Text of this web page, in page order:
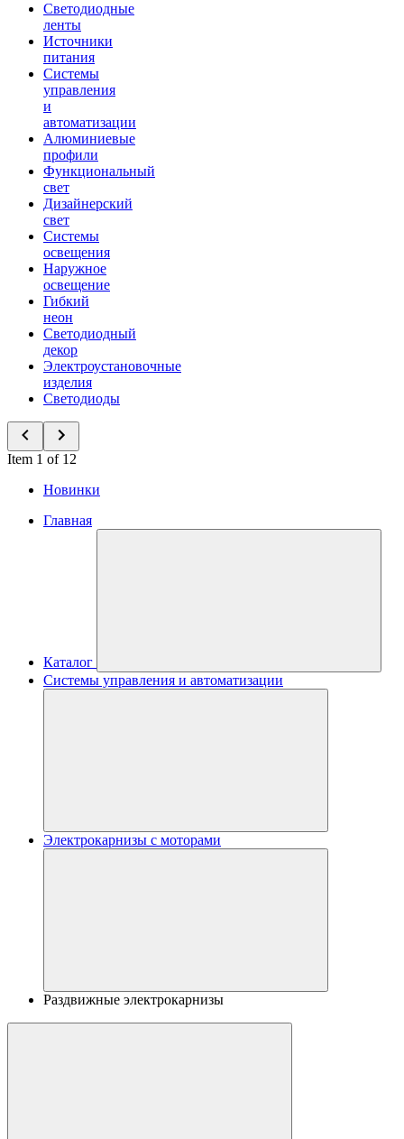
Светодиодные
ленты
Источники
питания
Системы
управления
и
автоматизации
Алюминиевые
профили
Функциональный
свет
Дизайнерский
свет
Системы
освещения
Наружное
освещение
Гибкий
неон
Светодиодный
декор
Электроустановочные
изделия
Светодиоды
Item 1 of 12
Новинки
Главная
Каталог
Системы управления и автоматизации
Электрокарнизы с моторами
Раздвижные электрокарнизы